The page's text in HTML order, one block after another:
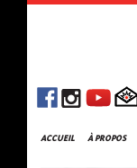
ACCUEIL À PROPOS